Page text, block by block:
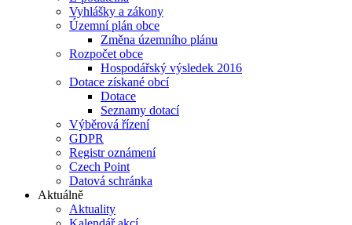
Vyhlášky a zákony
Územní plán obce
Změna územního plánu
Rozpočet obce
Hospodářský výsledek 2016
Dotace získané obcí
Dotace
Seznamy dotací
Výběrová řízení
GDPR
Registr oznámení
Czech Point
Datová schránka
Aktuálně
Aktuality